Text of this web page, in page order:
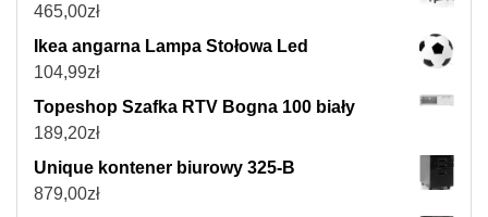
465,00zł
Ikea angarna Lampa Stołowa Led
104,99zł
Topeshop Szafka RTV Bogna 100 biały
189,20zł
Unique kontener biurowy 325-B
879,00zł